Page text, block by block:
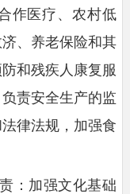
作医疗、农村低
、养老保险和其
和残疾人康复服
责安全生产的监
律法规，加强食
：加强文化基础